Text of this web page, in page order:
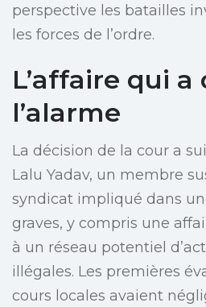
perspective les batailles
les forces de l’ordre.
L’affaire qui
l’alarme
La décision de la cour a
Lalu Yadav, un membre
syndicat impliqué dans
graves, y compris une
à un réseau potentiel
illégales. Les premières
cours locales avaient